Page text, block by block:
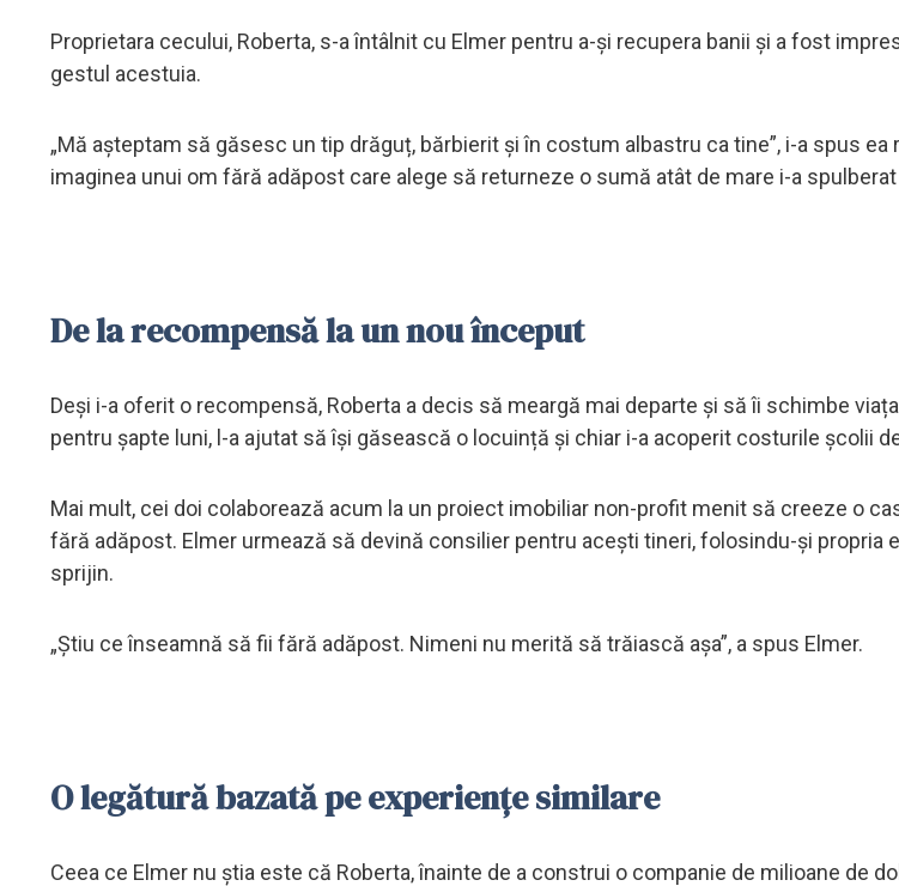
Proprietara cecului, Roberta, s-a întâlnit cu Elmer pentru a-și recupera banii și a fost
gestul acestuia.
„Mă așteptam să găsesc un tip drăguț, bărbierit și în costum albastru ca tine”, i-a spus ea
imaginea unui om fără adăpost care alege să returneze o sumă atât de mare i-a
De la recompensă la un nou început
Deși i-a oferit o recompensă, Roberta a decis să meargă mai departe și să îi schimbe
pentru șapte luni, l-a ajutat să își găsească o locuință și chiar i-a acoperit costurile școlii
Mai mult, cei doi colaborează acum la un proiect imobiliar non-profit menit să creeze o
fără adăpost. Elmer urmează să devină consilier pentru acești tineri, folosindu-și propria
sprijin.
„Știu ce înseamnă să fii fără adăpost. Nimeni nu merită să trăiască așa”, a spus Elmer.
O legătură bazată pe experiențe similare
Ceea ce Elmer nu știa este că Roberta, înainte de a construi o companie de milioane de